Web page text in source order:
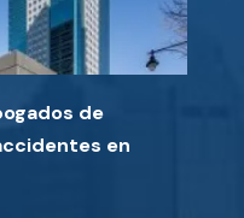
de
en